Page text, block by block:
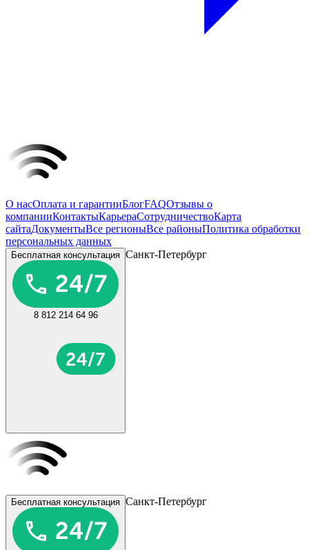
О насОплата и гарантииБлогFAQОтзывы о
компанииКонтактыКарьераСотрудничествоКарта
сайтаДокументыВсе регионыВсе районыПолитика обработки
персональных данных
Бесплатная консультация
8 812 214 64 96
Санкт-Петербург
Бесплатная консультация Санкт-Петербург